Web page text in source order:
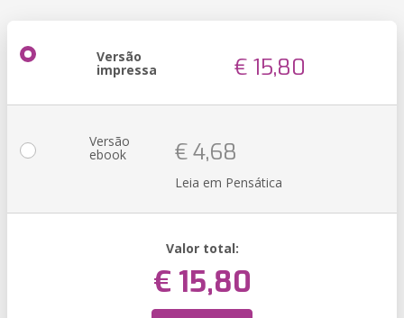
Versão
impressa € 15,80
Versão
ebook € 4,68
Leia em Pensática
Valor total:
€ 15,80